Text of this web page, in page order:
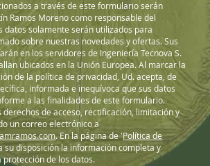
a través de este formulario serán
Ramos Moreno como responsable del
datos solamente serán utilizados para
sobre nuestras novedades y ofertas. Sus
en los servidores de Ingeniería Tecnova S.
ubicados en la Unión Europea. Al marcar la
de la política de privacidad, Ud. acepta, de
informada e inequívoca que sus datos
a las finalidades de este formulario.
derechos de acceso, rectificación, limitación y
un correo electrónico a
. En la página de 'Política de
su disposición la información completa y
protección de los datos.